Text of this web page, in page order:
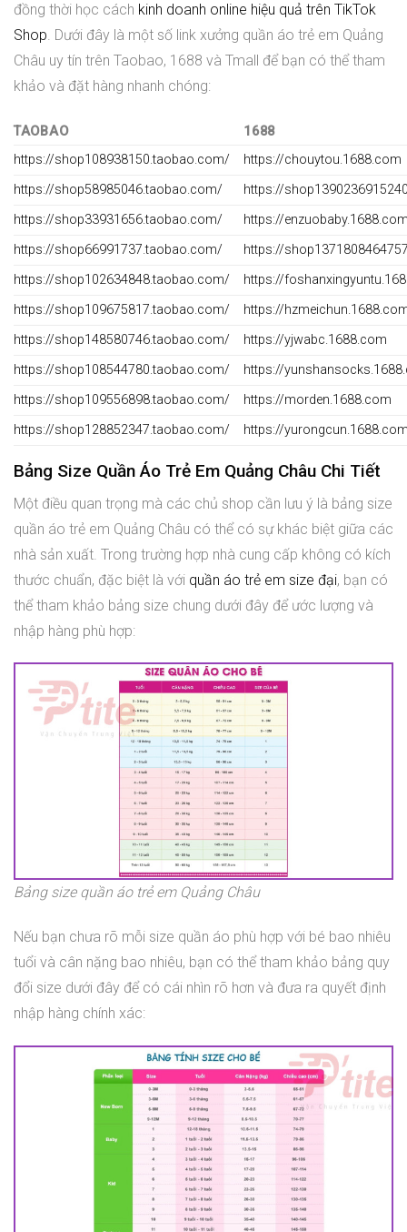
đồng thời học cách kinh doanh online hiệu quả trên TikTok
Shop. Dưới đây là một số link xưởng quần áo trẻ em Quảng
Châu uy tín trên Taobao, 1688 và Tmall để bạn có thể tham
khảo và đặt hàng nhanh chóng:
TAOBAO
1688
https://shop108938150.taobao.com/
https://chouytou.1688.com
https://shop58985046.taobao.com/
https://
https://shop33931656.taobao.com/
https://
https://shop66991737.taobao.com/
https://
https://shop102634848.taobao.com/
https://
https://shop109675817.taobao.com/
https://
https://shop148580746.taobao.com/
https://yjwabc.1688.com
https://shop108544780.taobao.com/
https://
https://shop109556898.taobao.com/
https://morden.1688.com
https://shop128852347.taobao.com/
https://
Bảng Size Quần Áo Trẻ Em Quảng Châu Chi Tiết
Một điều quan trọng mà các chủ shop cần lưu ý là bảng size
quần áo trẻ em Quảng Châu có thể có sự khác biệt giữa các
nhà sản xuất. Trong trường hợp nhà cung cấp không có kích
thước chuẩn, đặc biệt là với quần áo trẻ em size đại, bạn có
thể tham khảo bảng size chung dưới đây để ước lượng và
nhập hàng phù hợp:
Bảng size quần áo trẻ em Quảng Châu
Nếu bạn chưa rõ mỗi size quần áo phù hợp với bé bao nhiêu
tuổi và cân nặng bao nhiêu, bạn có thể tham khảo bảng quy
đổi size dưới đây để có cái nhìn rõ hơn và đưa ra quyết định
nhập hàng chính xác: